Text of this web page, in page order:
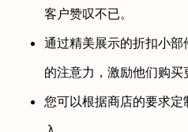
客户赞叹不已。
通过精美展示的折扣小
的注意力，激励他们购买
您可以根据商店的要求